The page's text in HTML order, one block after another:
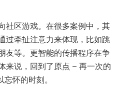
社区游戏。在很多案例中，其
过牵扯注意力来体现，比如跳
友等。更智能的传播程序在争
来说，回到了原点 – 再一次的
怀的时刻。